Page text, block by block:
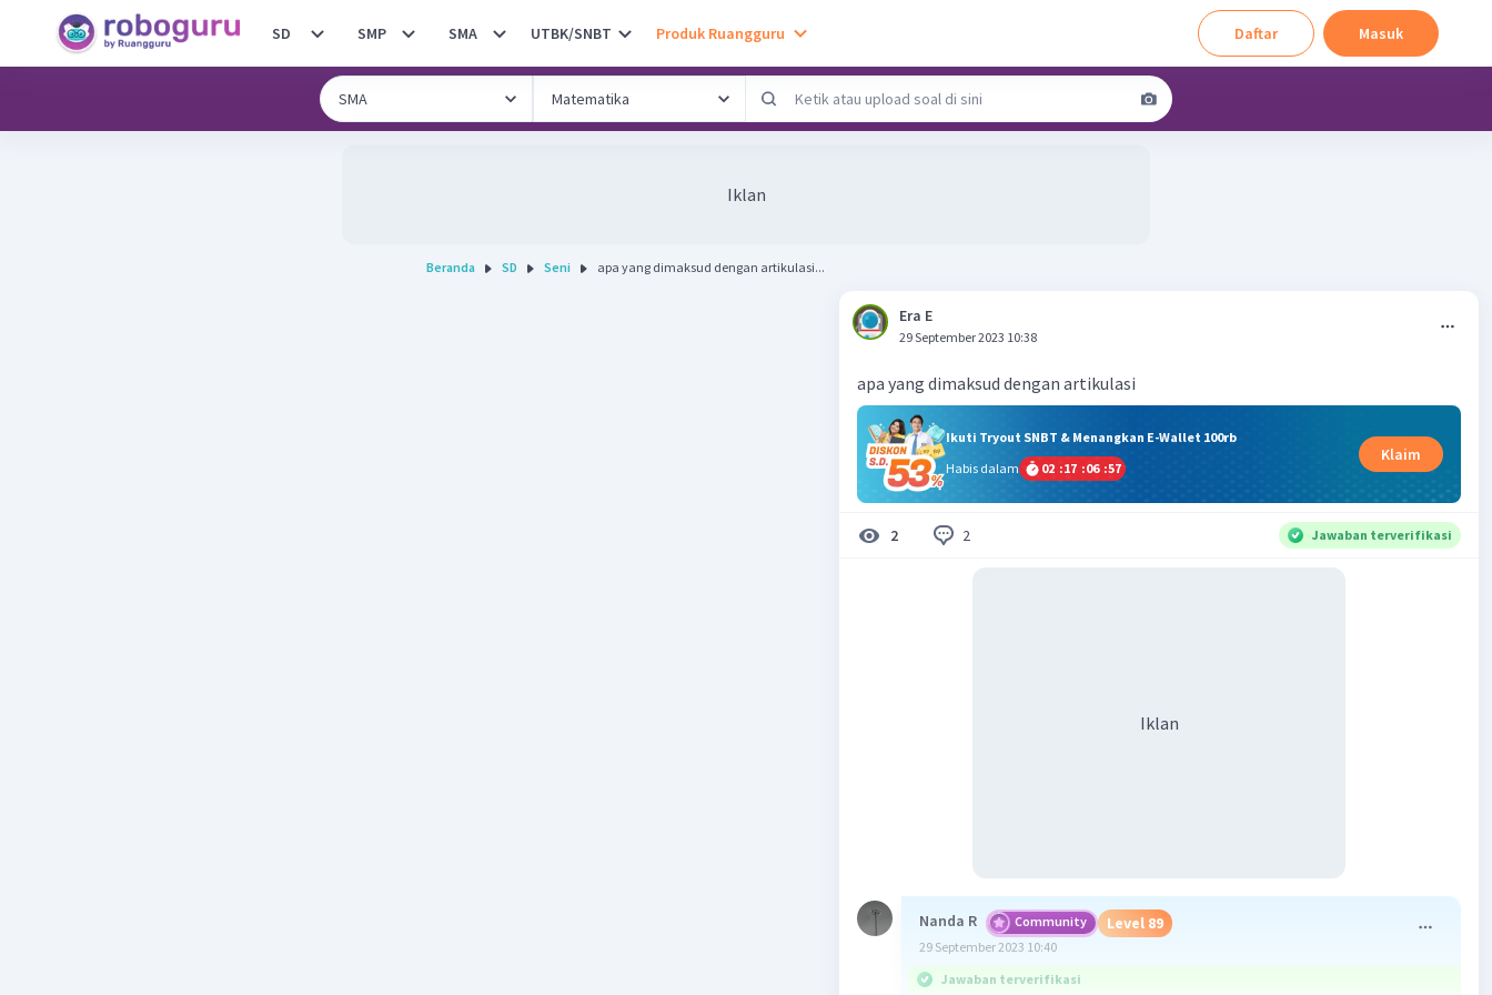
SD SMP SMA UTBK/SNBT Produk Ruangguru Daftar Masuk
Iklan
Beranda SD Seni apa yang dimaksud dengan artikulasi...
Era E
29 September 2023 10:38
apa yang dimaksud dengan artikulasi
Ikuti Tryout SNBT & Menangkan E-Wallet 100rb
Habis dalam
02 :17 :06 :57
Klaim
2 2 Jawaban terverifikasi
Iklan
Nanda R Community Level 89
29 September 2023 10:40
Jawaban terverifikasi